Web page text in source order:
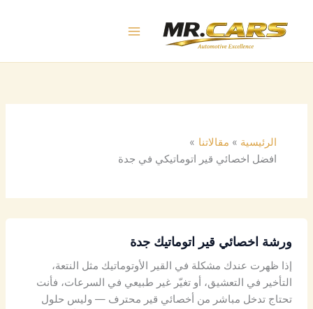
المحتوى
الرئيسية
مقالاتنا
افضل اخصائي قير اتوماتيكي في جدة
ورشة اخصائي قير اتوماتيك جدة
إذا ظهرت عندك مشكلة في القير الأوتوماتيك مثل النتعة،
التأخير في التعشيق، أو تغيّر غير طبيعي في السرعات، فأنت
تحتاج تدخل مباشر من أخصائي قير محترف — وليس حلول